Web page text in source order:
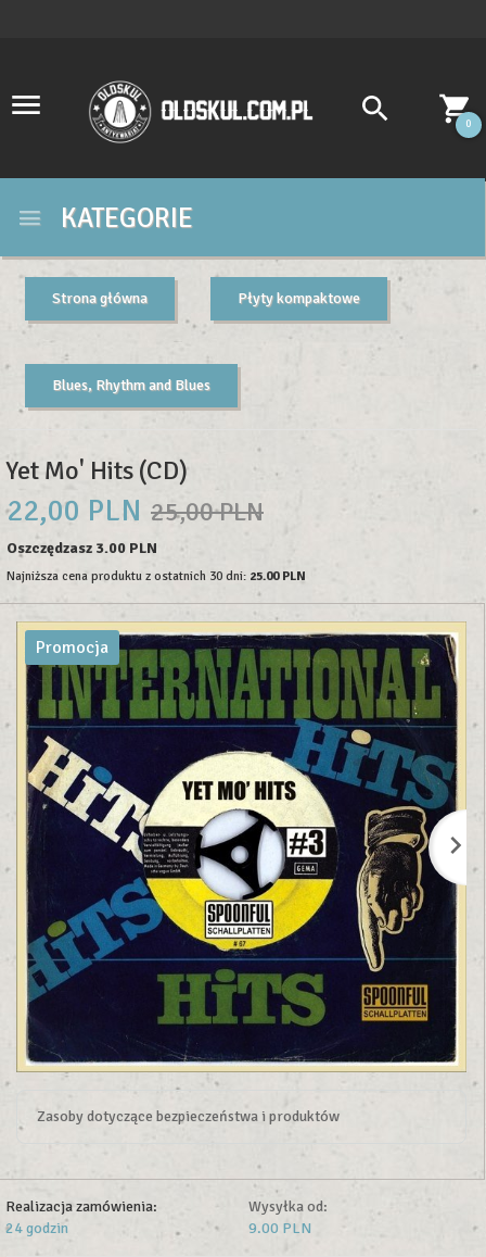
0
KATEGORIE
Strona główna Płyty kompaktowe
Blues, Rhythm and Blues
Yet Mo' Hits (CD)
22,00 PLN 25,00 PLN
Oszczędzasz 3.00 PLN
Najniższa cena produktu z ostatnich 30 dni: 25.00 PLN
Promocja
Zasoby dotyczące bezpieczeństwa i produktów
Realizacja zamówienia:
24 godzin
Wysyłka od:
9.00 PLN